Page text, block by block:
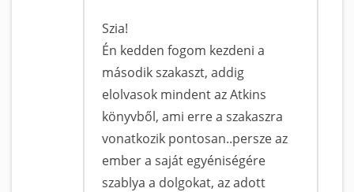
Szia!
Én kedden fogom kezdeni a
második szakaszt, addig
elolvasok mindent az Atkins
könyvből, ami erre a szakaszra
vonatkozik pontosan..persze az
ember a saját egyéniségére
szablya a dolgokat, az adott